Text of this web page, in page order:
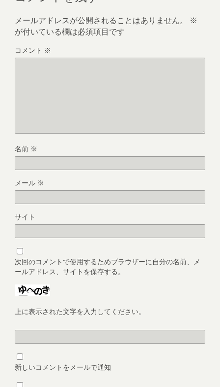
メールアドレスが公開されることはありません。
※
が付いている欄は必須項目です
コメント ※
名前 ※
メール ※
サイト
次回のコメントで使用するためブラウザーに自分の名前、メ
ールアドレス、サイトを保存する。
上に表示された文字を入力してください。
新しいコメントをメールで通知